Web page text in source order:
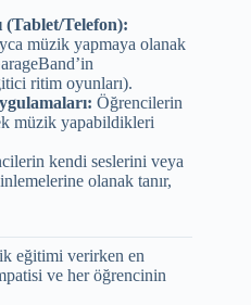
Telefon):
müzik yapmaya olanak
ritim oyunları).
Öğrencilerin
müzik yapabildikleri
kendi seslerini veya
olanak tanır,
eğitimi verirken en
ve her öğrencinin